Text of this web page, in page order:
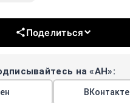
Поделиться
на «АН»:
ВКонтакте